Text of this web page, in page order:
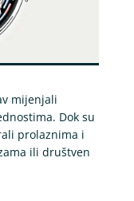
mijenjali
Dok su
prolaznima i
ili društven